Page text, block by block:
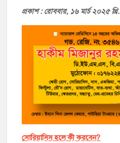
প্রকাশ : রোববার, ১৬ মার্চ ২০২৫ খ্রি.
সোরিয়াসিস হলে কী করবেন?